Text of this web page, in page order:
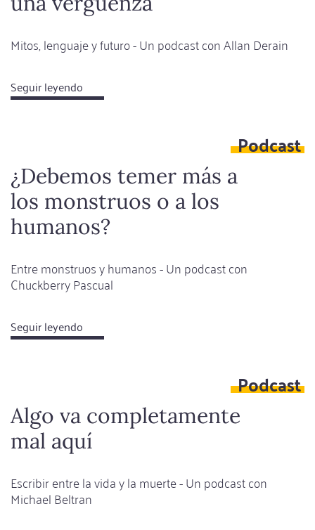
Mitos, lenguaje y futuro - Un podcast con Allan Derain
Seguir leyendo
El
vergüenza
Podcast
¿Debemos temer más a
los monstruos o a los
humanos?
Entre monstruos y humanos - Un podcast con
Chuckberry Pascual
Seguir leyendo
¿Debemos
los
monstruos
a
los
Podcast
Algo va completamente
mal aquí
Escribir entre la vida y la muerte - Un podcast con
Michael Beltran